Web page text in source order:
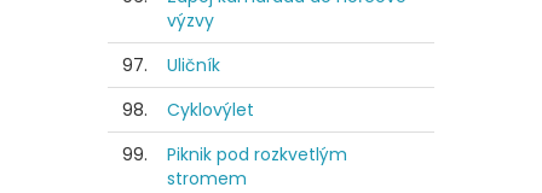
výzvy
97.
Uličník
98.
Cyklovýlet
99.
Piknik pod rozkvetlým
stromem